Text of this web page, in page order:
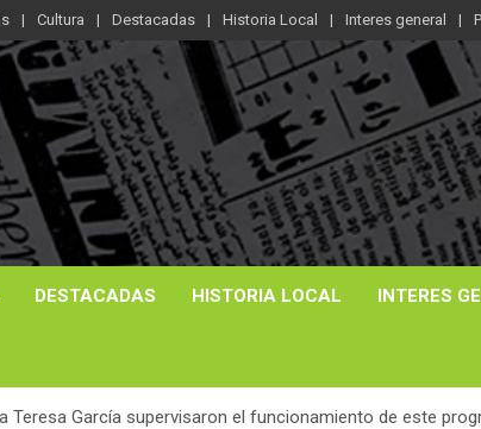
Cultura Destacadas Historia Local Interes general
DESTACADAS HISTORIA LOCAL INTERES
Teresa García supervisaron el funcionamiento de este